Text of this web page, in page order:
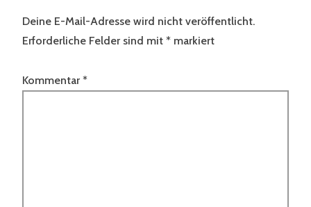
Deine E-Mail-Adresse wird nicht veröffentlicht.
Erforderliche Felder sind mit * markiert
Kommentar *